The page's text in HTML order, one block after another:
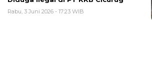
Rabu, 3 Juni 2026 - 17:23 WIB